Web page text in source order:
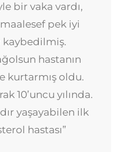
bir vaka vardı,
pek iyi
kaybedilmiş.
hastanın
kurtarmış oldu.
10’uncu yılında.
yaşayabilen ilk
hastası”